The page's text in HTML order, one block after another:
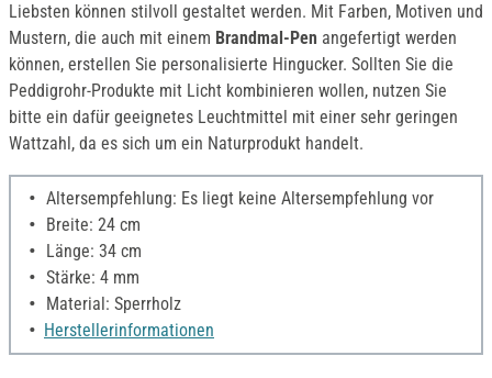
Liebsten können stilvoll gestaltet werden. Mit Farben, Motiven und
Mustern, die auch mit einem Brandmal-Pen angefertigt werden
können, erstellen Sie personalisierte Hingucker. Sollten Sie die
Peddigrohr-Produkte mit Licht kombinieren wollen, nutzen Sie
bitte ein dafür geeignetes Leuchtmittel mit einer sehr geringen
Wattzahl, da es sich um ein Naturprodukt handelt.
Altersempfehlung: Es liegt keine Altersempfehlung vor
Breite: 24 cm
Länge: 34 cm
Stärke: 4 mm
Material: Sperrholz
Herstellerinformationen